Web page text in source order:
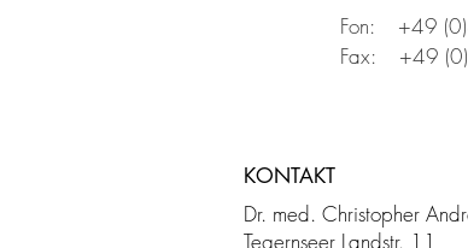
Fon:    +49
Fax:    +49
KONTAKT
Dr. med. Christopher
Tegernseer Landstr. 11